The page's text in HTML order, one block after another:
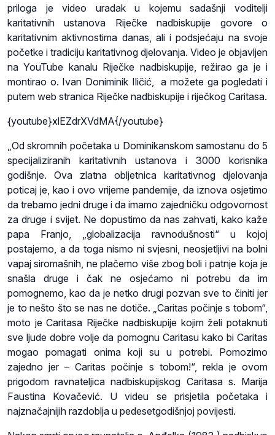
priloga je video uradak u kojemu sadašnji voditelji
karitativnih ustanova Riječke nadbiskupije govore o
karitativnim aktivnostima danas, ali i podsjećaju na svoje
početke i tradiciju karitativnog djelovanja. Video je objavljen
na YouTube kanalu Riječke nadbiskupije, režirao ga je i
montirao o. Ivan Doniminik Iličić, a možete ga pogledati i
putem web stranica Riječke nadbiskupije i riječkog Caritasa.
{youtube}xlEZdrXVdMA{/youtube}
„Od skromnih početaka u Dominikanskom samostanu do 5
specijaliziranih karitativnih ustanova i 3000 korisnika
godišnje. Ova zlatna obljetnica karitativnog djelovanja
poticaj je, kao i ovo vrijeme pandemije, da iznova osjetimo
da trebamo jedni druge i da imamo zajedničku odgovornost
za druge i svijet. Ne dopustimo da nas zahvati, kako kaže
papa Franjo, „globalizacija ravnodušnosti“ u kojoj
postajemo, a da toga nismo ni svjesni, neosjetljivi na bolni
vapaj siromašnih, ne plačemo više zbog boli i patnje koja je
snašla druge i čak ne osjećamo ni potrebu da im
pomognemo, kao da je netko drugi pozvan sve to činiti jer
je to nešto što se nas ne dotiče. „Caritas počinje s tobom“,
moto je Caritasa Riječke nadbiskupije kojim želi potaknuti
sve ljude dobre volje da pomognu Caritasu kako bi Caritas
mogao pomagati onima koji su u potrebi. Pomozimo
zajedno jer – Caritas počinje s tobom!“, rekla je ovom
prigodom ravnateljica nadbiskupijskog Caritasa s. Marija
Faustina Kovačević. U videu se prisjetila početaka i
najznačajnijih razdoblja u pedesetgodišnjoj povijesti.